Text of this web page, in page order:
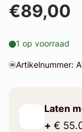
€89,00
1 op voorraad
Artikelnummer:
Laten
+ €